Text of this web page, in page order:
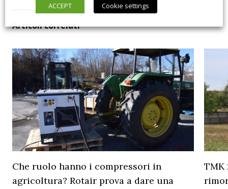
Articoli correlati
Che ruolo hanno i compressori in
agricoltura? Rotair prova a dare una
TMK
ACCEPT
Cookie settings